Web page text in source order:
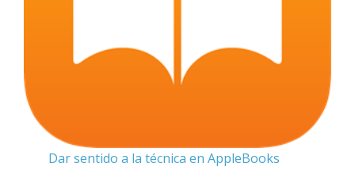
Dar sentido a la técnica en AppleBooks